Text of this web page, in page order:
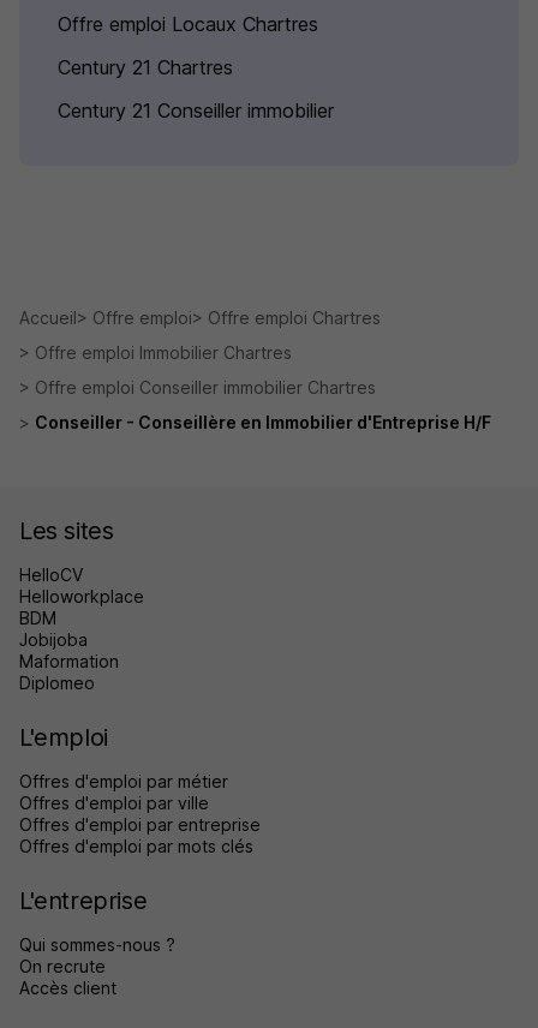
Offre emploi Locaux Chartres
Century 21 Chartres
Century 21 Conseiller immobilier
Accueil Offre emploi
Offre emploi Chartres
Offre emploi Immobilier Chartres
Offre emploi Conseiller immobilier Chartres
Conseiller - Conseillère en Immobilier d'Entreprise H/F
Les sites
HelloCV
Helloworkplace
BDM
Jobijoba
Maformation
Diplomeo
L'emploi
Offres d'emploi par métier
Offres d'emploi par ville
Offres d'emploi par entreprise
Offres d'emploi par mots clés
L'entreprise
Qui sommes-nous ?
On recrute
Accès client